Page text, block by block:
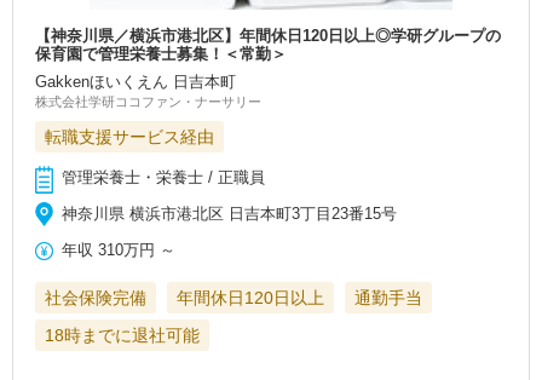
【神奈川県／横浜市港北区】年間休日120日以上◎学研グループの
保育園で管理栄養士募集！＜常勤＞
Gakkenほいくえん 日吉本町
株式会社学研ココファン・ナーサリー
転職支援サービス経由
管理栄養士・栄養士 / 正職員
神奈川県 横浜市港北区 日吉本町3丁目23番15号
年収 310万円 ～
社会保険完備 年間休日120日以上
通勤手当
18時までに退社可能